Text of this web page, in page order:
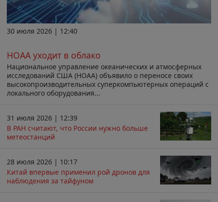
30 июля 2026 | 12:40
НОАА уходит в облако
Национальное управление океанических и атмосферных
исследований США (НОАА) объявило о переносе своих
высокопроизводительных суперкомпьютерных операций с
локального оборудования...
31 июля 2026 | 12:39
В РАН считают, что России нужно больше
метеостанций
28 июля 2026 | 10:17
Китай впервые применил рой дронов для
наблюдения за тайфуном